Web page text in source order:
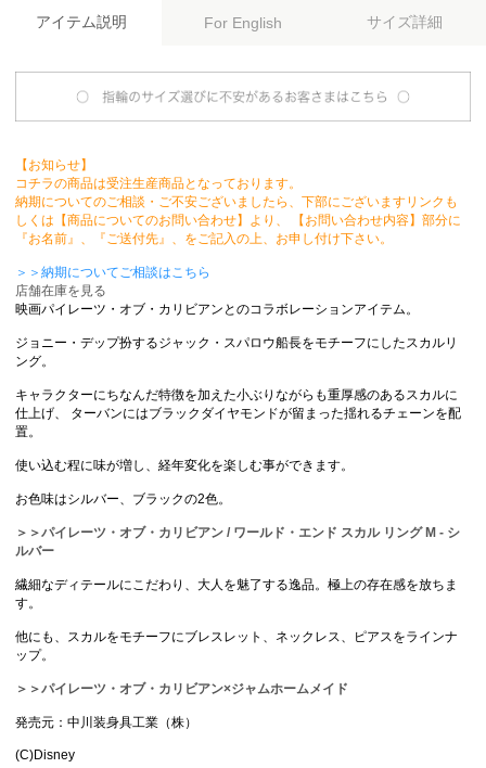
アイテム説明 For English サイズ詳細
【お知らせ】
コチラの商品は受注生産商品となっております。
納期についてのご相談・ご不安ございましたら、下部にございますリンクも
しくは【商品についてのお問い合わせ】より、 【お問い合わせ内容】部分に
『お名前』、『ご送付先』、をご記入の上、お申し付け下さい。
＞＞納期についてご相談はこちら
店舗在庫を見る
映画パイレーツ・オブ・カリビアンとのコラボレーションアイテム。
ジョニー・デップ扮するジャック・スパロウ船長をモチーフにしたスカルリ
ング。
キャラクターにちなんだ特徴を加えた小ぶりながらも重厚感のあるスカルに
仕上げ、 ターバンにはブラックダイヤモンドが留まった揺れるチェーンを配
置。
使い込む程に味が増し、経年変化を楽しむ事ができます。
お色味はシルバー、ブラックの2色。
＞＞パイレーツ・オブ・カリビアン / ワールド・エンド スカル リング M - シ
ルバー
繊細なディテールにこだわり、大人を魅了する逸品。極上の存在感を放ちま
す。
他にも、スカルをモチーフにブレスレット、ネックレス、ピアスをラインナ
ップ。
＞＞パイレーツ・オブ・カリビアン×ジャムホームメイド
発売元：中川装身具工業（株）
(C)Disney